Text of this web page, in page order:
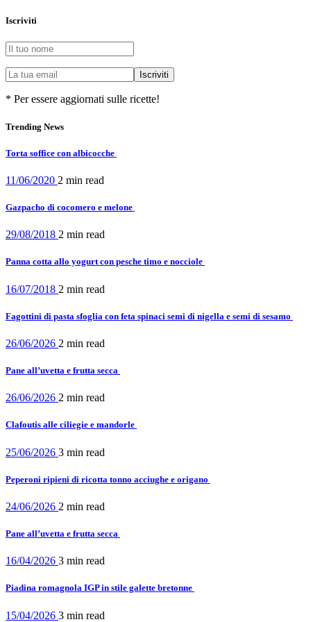
Iscriviti
* Per essere aggiornati sulle ricette!
Trending News
Torta soffice con albicocche
11/06/2020 2 min read
Gazpacho di cocomero e melone
29/08/2018 2 min read
Panna cotta allo yogurt con pesche timo e nocciole
16/07/2018 2 min read
Fagottini di pasta sfoglia con feta spinaci semi di nigella e semi di sesamo
26/06/2026 2 min read
Pane all’uvetta e frutta secca
26/06/2026 2 min read
Clafoutis alle ciliegie e mandorle
25/06/2026 3 min read
Peperoni ripieni di ricotta tonno acciughe e origano
24/06/2026 2 min read
Pane all’uvetta e frutta secca
16/04/2026 3 min read
Piadina romagnola IGP in stile galette bretonne
15/04/2026 3 min read